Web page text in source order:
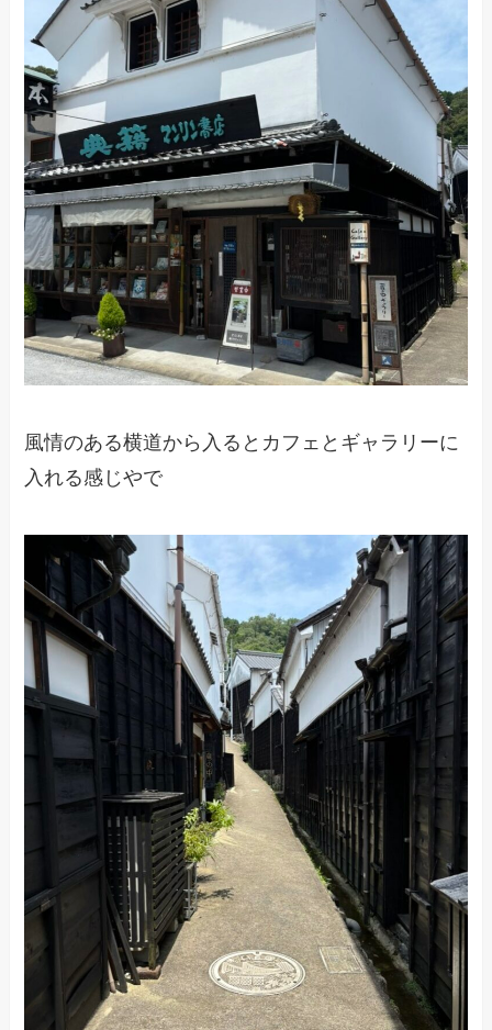
風情のある横道から入るとカフェとギャラリーに
入れる感じやで